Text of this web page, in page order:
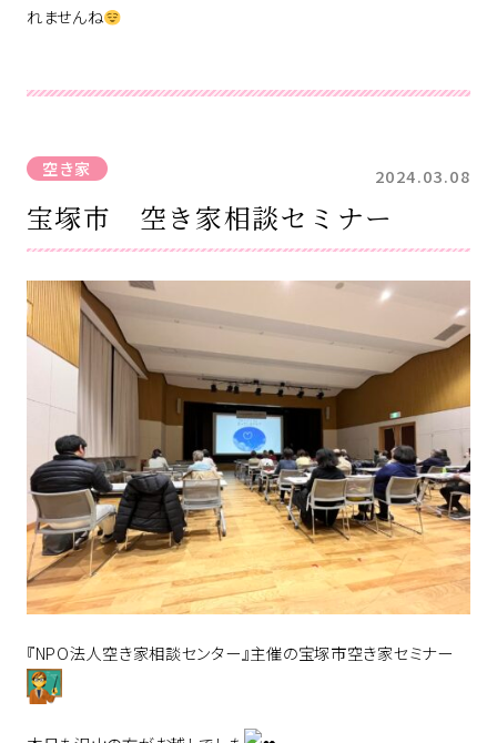
れませんね
空き家 2024.03.08
宝塚市 空き家相談セミナー
『NPO法人空き家相談センター』主催の宝塚市空き家セミナー